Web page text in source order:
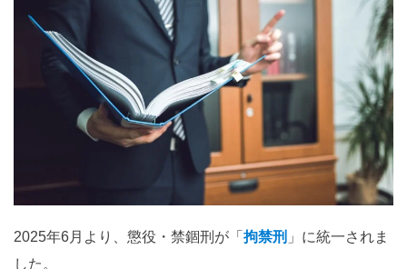
茨城 栃木 埼玉 千葉 東京
静岡 愛知 三重
奈良 和歌山
島根 岡山 山口
2025年6月より、懲役・禁錮刑が「 拘禁刑 」に統一されま
した。